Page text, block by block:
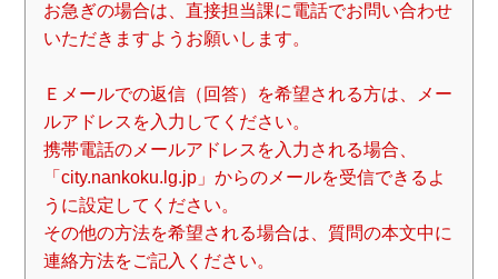
お急ぎの場合は、直接担当課に電話でお問い合わせ
いただきますようお願いします。
Ｅメールでの返信（回答）を希望される方は、メー
ルアドレスを入力してください。
携帯電話のメールアドレスを入力される場合、
「city.nankoku.lg.jp」からのメールを受信できるよ
うに設定してください。
その他の方法を希望される場合は、質問の本文中に
連絡方法をご記入ください。